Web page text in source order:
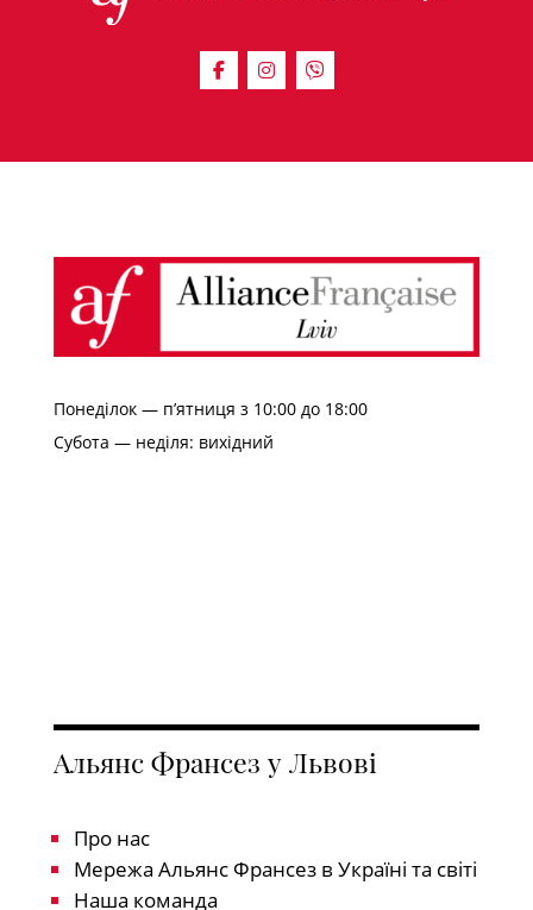
Понеділок — п’ятниця з 10:00 до 18:00
Субота — неділя: вихідний
Альянс Франсез у Львові
Про нас
Мережа Альянс Франсез в Україні та світі
Наша команда